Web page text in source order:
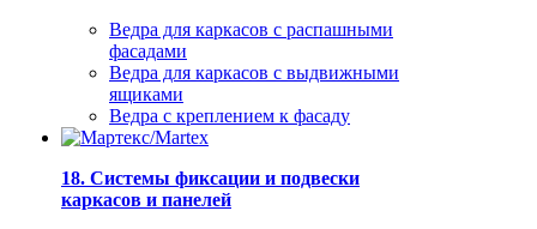
Ведра для каркасов с распашными
фасадами
Ведра для каркасов с выдвижными
ящиками
Ведра с креплением к фасаду
18. Системы фиксации и подвески
каркасов и панелей